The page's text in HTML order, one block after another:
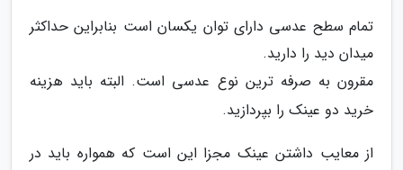
تمام سطح عدسی دارای توان یکسان است بنابراین حداکثر
میدان دید را دارید.
مقرون به صرفه ترین نوع عدسی است. البته باید هزینه
خرید دو عینک را بپردازید.
از معایب داشتن عینک مجزا این است که همواره باید در